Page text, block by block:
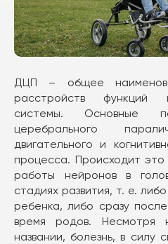
ДЦП – общее
расстройств функций
системы. Основные
церебрального
двигательного и
процесса. Происходит
работы нейронов в
стадиях развития, т. е.
ребенка, либо сразу
время родов. Несмотря
названии, болезнь, в силу